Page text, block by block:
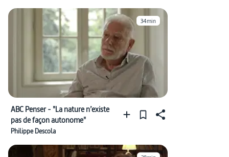
34min
ABC Penser - "La nature n’existe
pas de façon autonome"
Philippe Descola